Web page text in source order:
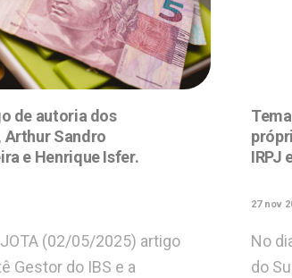
de autoria dos
Arthur Sandro
e Henrique Isfer.
(02/05/2025) artigo
Gestor do IBS e a
IRPJ
27 nov
No
do